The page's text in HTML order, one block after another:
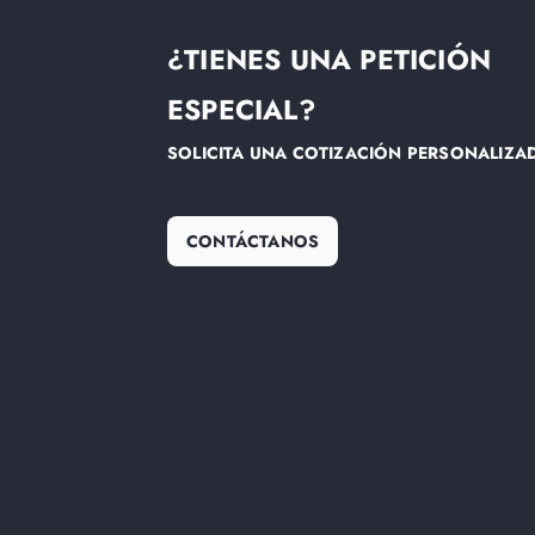
¿TIENES UNA PETICIÓN
ESPECIAL?
SOLICITA UNA COTIZACIÓN
CONTÁCTANOS